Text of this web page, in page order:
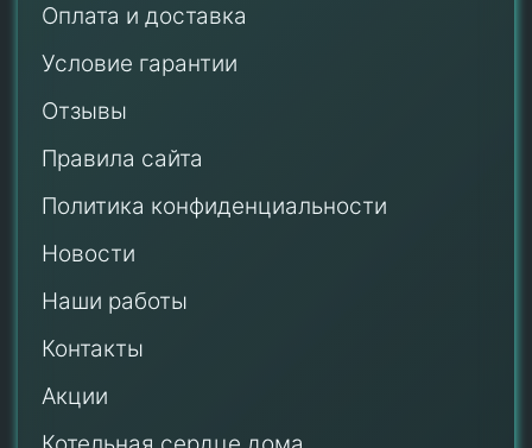
Оплата и доставка
Условие гарантии
Отзывы
Правила сайта
Политика конфиденциальности
Новости
Наши работы
Контакты
Акции